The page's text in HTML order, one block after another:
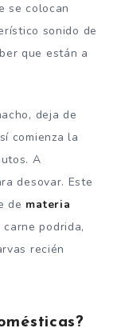
se colocan
sonido de
que están a
deja de
comienza la
A
desovar. Este
de materia
carne podrida,
recién